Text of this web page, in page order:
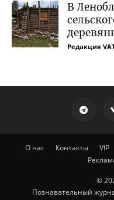
В
Редакция
О нас Контакты VIP
©
Познавательный